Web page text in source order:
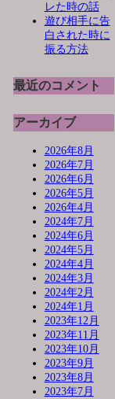
レた時の話
遊び相手に告
白された時に
振る方法
最近のコメント
アーカイブ
2026年8月
2026年7月
2026年6月
2026年5月
2026年4月
2024年7月
2024年6月
2024年5月
2024年4月
2024年3月
2024年2月
2024年1月
2023年12月
2023年11月
2023年10月
2023年9月
2023年8月
2023年7月